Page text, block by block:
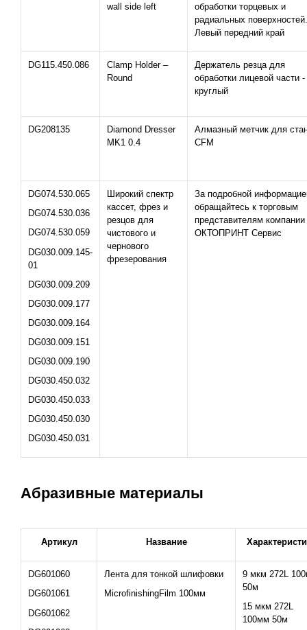
wall side left
обработки торцевых и
радиальных поверхностей.
Левый передний край
DG115.450.086
Clamp Holder –
Round
Держатель резца для
обработки лицевой части -
круглый
DG208135
Diamond Dresser
MK1 0.4
Алмазный метчик для
CFM
DG074.530.065
DG074.530.036
DG074.530.059
DG030.009.145-
01
DG030.009.209
DG030.009.177
DG030.009.164
DG030.009.151
DG030.009.190
DG030.450.032
DG030.450.033
DG030.450.030
DG030.450.031
Широкий спектр
кассет, фрез и
резцов для
чистового и
чернового
фрезерования
За подробной
обращайтесь к торговым
представителям компании
ОКТОПРИНТ Сервис
Абразивные материалы
Артикул Название
DG601060
DG601061
DG601062
Лента для тонкой шлифовки
MicrofinishingFilm 100мм
9 мкм 272L
50м
15 мкм 272L
100мм 50м